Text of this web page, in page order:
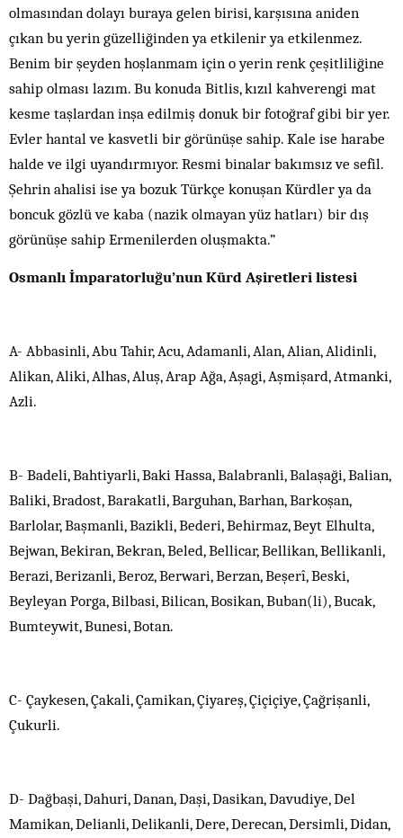
olmasından dolayı buraya gelen birisi, karşısına aniden
çıkan bu yerin güzelliğinden ya etkilenir ya etkilenmez.
Benim bir şeyden hoşlanmam için o yerin renk çeşitliliğine
sahip olması lazım. Bu konuda Bitlis, kızıl kahverengi mat
kesme taşlardan inşa edilmiş donuk bir fotoğraf gibi bir yer.
Evler hantal ve kasvetli bir görünüşe sahip. Kale ise harabe
halde ve ilgi uyandırmıyor. Resmi binalar bakımsız ve sefil.
Şehrin ahalisi ise ya bozuk Türkçe konuşan Kürdler ya da
boncuk gözlü ve kaba (nazik olmayan yüz hatları) bir dış
görünüşe sahip Ermenilerden oluşmakta.”
Osmanlı İmparatorluğu’nun Kürd Aşiretleri listesi
A- Abbasinli, Abu Tahir, Acu, Adamanli, Alan, Alian, Alidinli,
Alikan, Aliki, Alhas, Aluş, Arap Ağa, Aşagi, Aşmişard, Atmanki,
Azli.
B- Badeli, Bahtiyarli, Baki Hassa, Balabranli, Balaşaği, Balian,
Baliki, Bradost, Barakatli, Barguhan, Barhan, Barkoşan,
Barlolar, Başmanli, Bazikli, Bederi, Behirmaz, Beyt Elhulta,
Bejwan, Bekiran, Bekran, Beled, Bellicar, Bellikan, Bellikanli,
Berazi, Berizanli, Beroz, Berwari, Berzan, Beşerî, Beski,
Beyleyan Porga, Bilbasi, Bilican, Bosikan, Buban(li), Bucak,
Bumteywit, Bunesi, Botan.
C- Çaykesen, Çakali, Çamikan, Çiyareş, Çiçiçiye, Çağrişanli,
Çukurli.
D- Dağbaşi, Dahuri, Danan, Daşi, Dasikan, Davudiye, Del
Mamikan, Delianli, Delikanli, Dere, Derecan, Dersimli, Didan,